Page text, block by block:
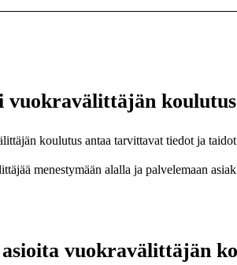
vuokravälittäjän
koulutus antaa tarvittavat tiedot ja
menestymään alalla ja palvelemaan
vuokravälittäjän